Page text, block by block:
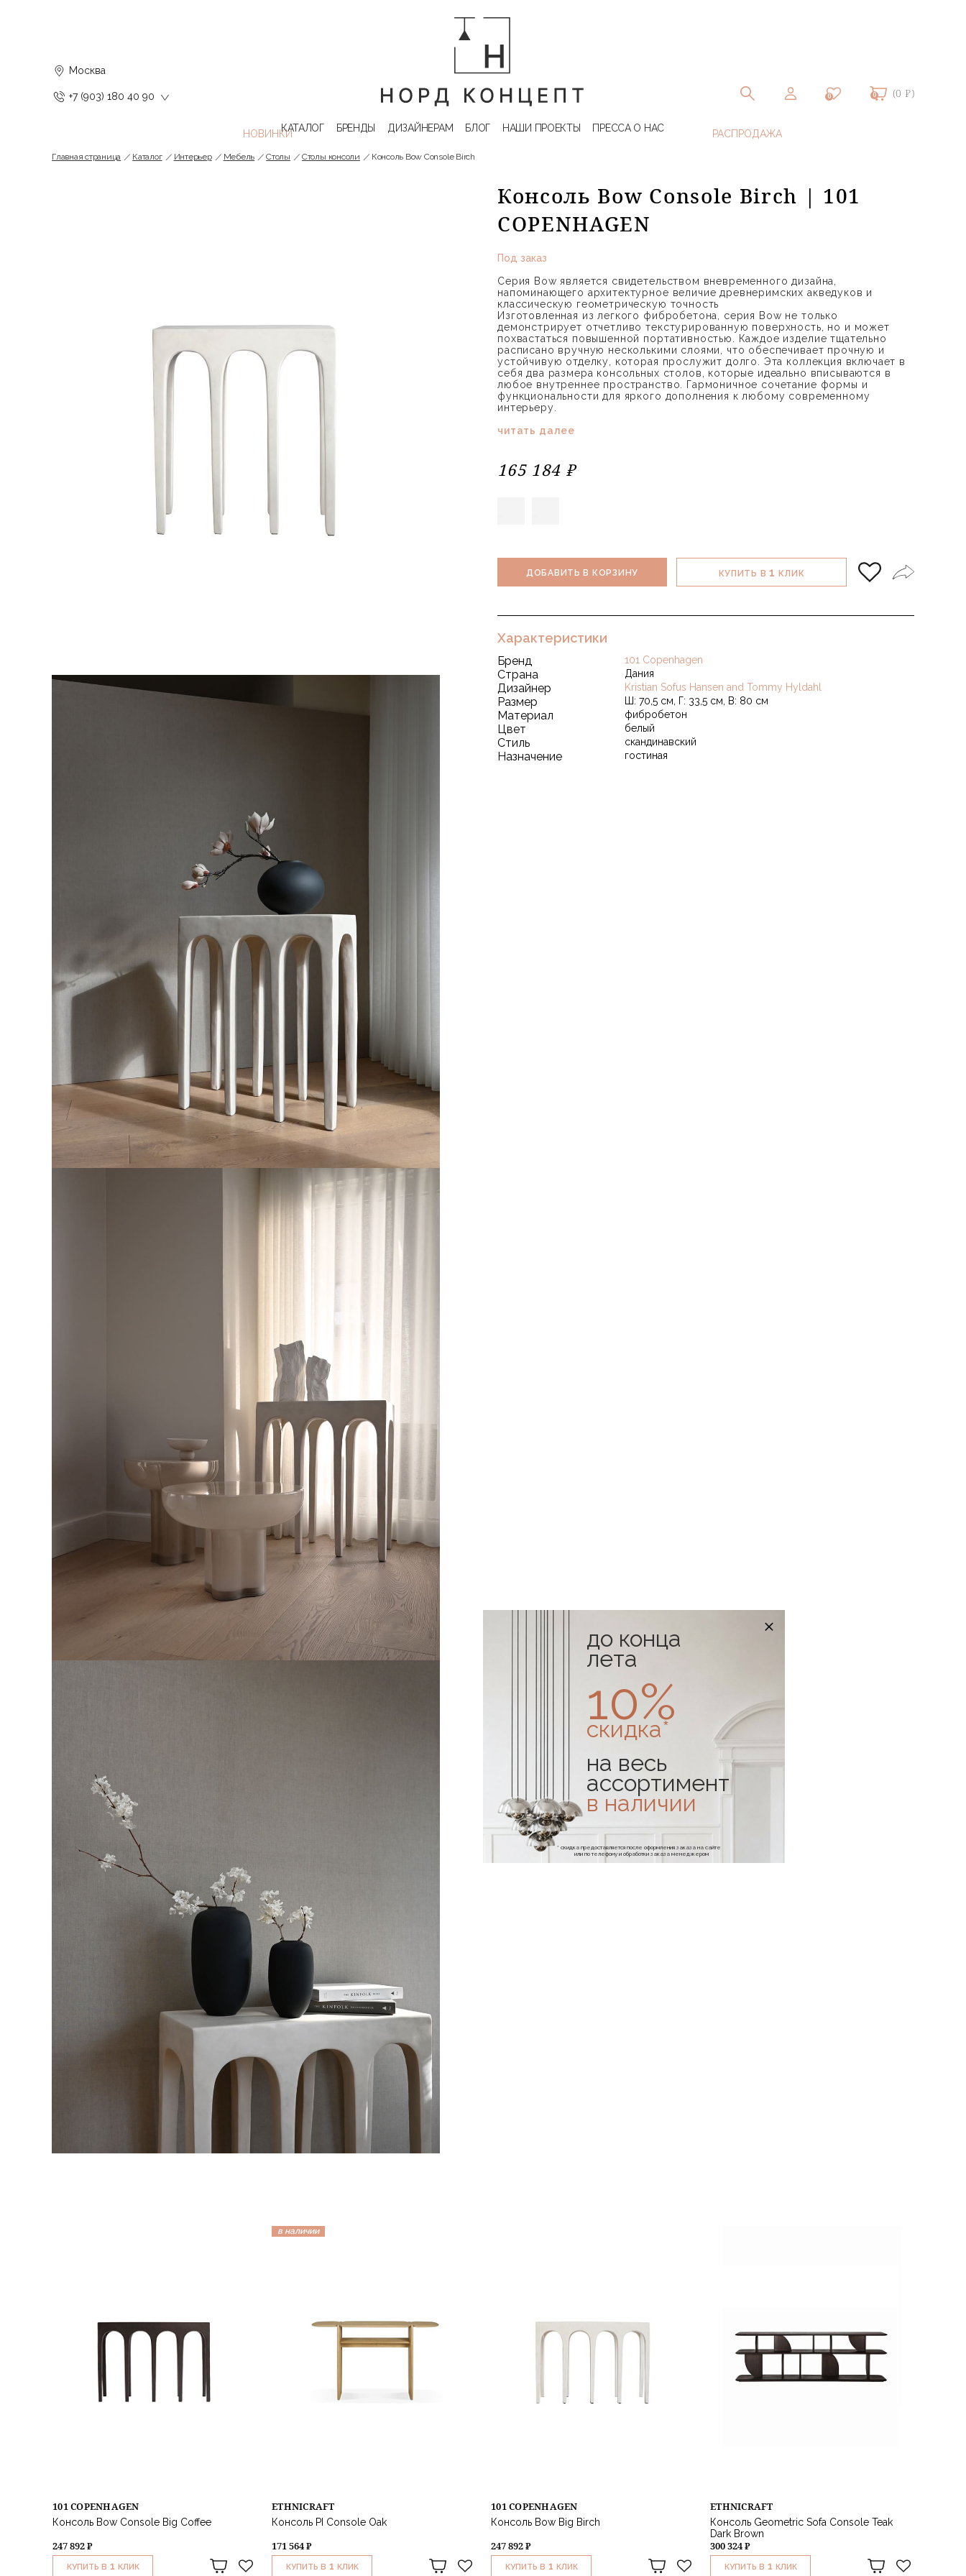
Москва
+7 (903) 180 40 90 0 0 (0 ₽)
КАТАЛОГ БРЕНДЫ ДИЗАЙНЕРАМ БЛОГ НАШИ ПРОЕКТЫ ПРЕССА О НАС
Главная страница Каталог Интерьер Мебель Cтолы Столы консоли Консоль Bow Console Birch
Консоль Bow Console Birch | 101
COPENHAGEN
Под заказ
Серия Bow является свидетельством вневременного дизайна,
напоминающего архитектурное величие древнеримских акведуков и
классическую геометрическую точность
Изготовленная из легкого фибробетона, серия Bow не только
демонстрирует отчетливо текстурированную поверхность, но и может
похвастаться повышенной портативностью. Каждое изделие тщательно
расписано вручную несколькими слоями, что обеспечивает прочную и
устойчивую отделку, которая прослужит долго. Эта коллекция включает в
себя два размера консольных столов, которые идеально вписываются в
любое внутреннее пространство. Гармоничное сочетание формы и
функциональности для яркого дополнения к любому современному
интерьеру.
читать далее
165 184 ₽
ДОБАВИТЬ В КОРЗИНУ КУПИТЬ В1 КЛИК
Характеристики
Бренд 101 Copenhagen
Страна Дания
Дизайнер Kristian Sofus Hansen and Tommy Hyldahl
Размер Ш: 70,5 см, Г: 33,5 см, В: 80 см
Материал фибробетон
Цвет белый
Стиль скандинавский
Назначение гостиная
101 COPENHAGEN
Консоль Bow Console Big Coffee
247 892 ₽
КУПИТЬ В 1 КЛИК
в наличии
ETHNICRAFT
Консоль PI Console Oak
171 564 ₽
КУПИТЬ В 1 КЛИК
101 COPENHAGEN
Консоль Bow Big Birch
247 892 ₽
КУПИТЬ В 1 КЛИК
ETHNICRAFT
Консоль Geometric Sofa Console Teak
Dark Brown
300 324 ₽
КУПИТЬ В 1 КЛИК
до конца
лета
10%
скидка*
на весь
ассортимент
в наличии
* скидка предоставляется после оформления заказа на сайте
или по телефону и обработки заказа менеджером